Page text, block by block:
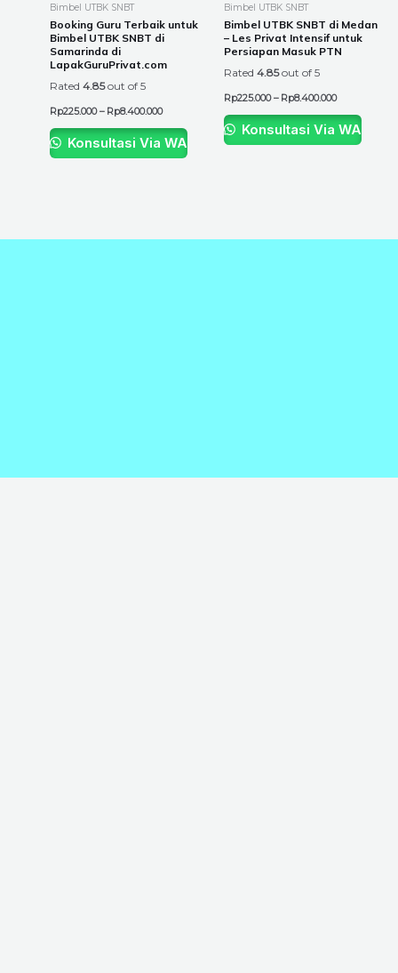
Bimbel UTBK SNBT
Booking Guru Terbaik untuk
Bimbel UTBK SNBT di
Samarinda di
LapakGuruPrivat.com
Rated 4.85out of 5
Rp225.000 – Rp8.400.000
chosen
on
the
Konsultasi Via WA
Bimbel UTBK SNBT
Bimbel UTBK SNBT di Medan
– Les Privat Intensif untuk
Persiapan Masuk PTN
Rated 4.85out of 5
Rp225.000 – Rp8.400.000
chosen
on
page
Konsultasi Via WA